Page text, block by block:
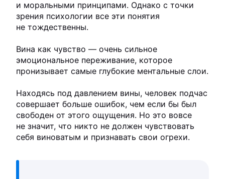
и моральными принципами. Однако с точки
зрения психологии все эти понятия
не тождественны.
Вина как чувство — очень сильное
эмоциональное переживание, которое
пронизывает самые глубокие ментальные слои.
Находясь под давлением вины, человек подчас
совершает больше ошибок, чем если бы был
свободен от этого ощущения. Но это вовсе
не значит, что никто не должен чувствовать
себя виноватым и признавать свои огрехи.